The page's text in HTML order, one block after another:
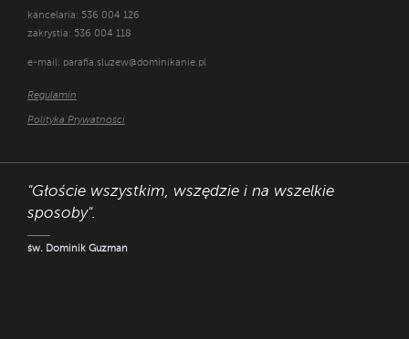
kancelaria: 536 004 126
zakrystia: 536 004 118
e-mail: parafia.sluzew@dominikanie.pl
Regulamin
Polityka Prywatności
"Głoście wszystkim, wszędzie i na wszelkie
sposoby".
św. Dominik Guzman